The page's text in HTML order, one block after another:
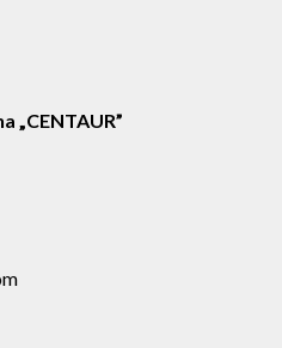
„CENTAUR”